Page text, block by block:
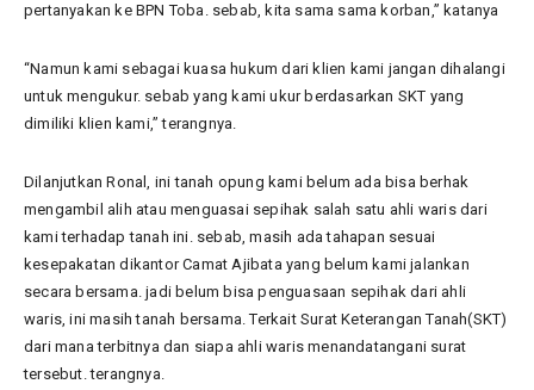
pertanyakan ke BPN Toba. sebab, kita sama sama korban,” katanya
“Namun kami sebagai kuasa hukum dari klien kami jangan dihalangi
untuk mengukur. sebab yang kami ukur berdasarkan SKT yang
dimiliki klien kami,” terangnya.
Dilanjutkan Ronal, ini tanah opung kami belum ada bisa berhak
mengambil alih atau menguasai sepihak salah satu ahli waris dari
kami terhadap tanah ini. sebab, masih ada tahapan sesuai
kesepakatan dikantor Camat Ajibata yang belum kami jalankan
secara bersama. jadi belum bisa penguasaan sepihak dari ahli
waris, ini masih tanah bersama. Terkait Surat Keterangan Tanah(SKT)
dari mana terbitnya dan siapa ahli waris menandatangani surat
tersebut. terangnya.